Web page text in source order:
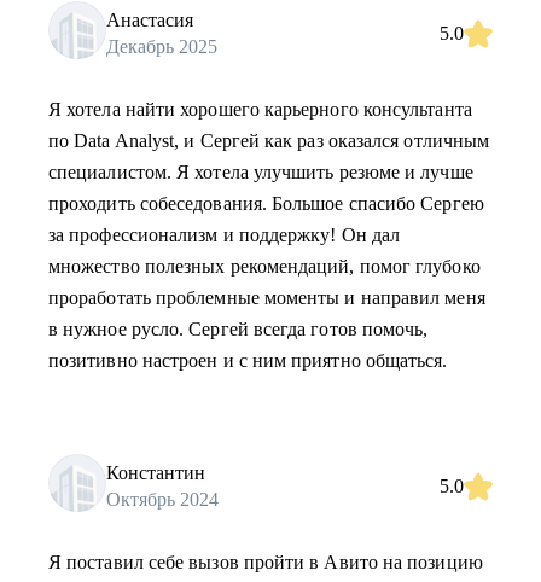
Анастасия
Декабрь 2025
5.0
Я хотела найти хорошего карьерного консультанта
по Data Analyst, и Сергей как раз оказался отличным
специалистом. Я хотела улучшить резюме и лучше
проходить собеседования. Большое спасибо Сергею
за профессионализм и поддержку! Он дал
множество полезных рекомендаций, помог глубоко
проработать проблемные моменты и направил меня
в нужное русло. Сергей всегда готов помочь,
позитивно настроен и с ним приятно общаться.
Константин
Октябрь 2024
5.0
Я поставил себе вызов пройти в Авито на позицию